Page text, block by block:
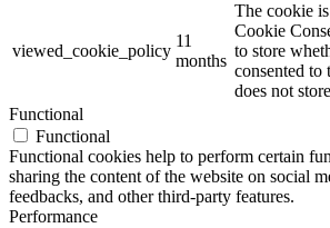
viewed_cookie_policy
11
months
The cookie
Cookie
to store
consented to
does not
Functional
Functional
Functional cookies help to perform certain
sharing the content of the website on social
feedbacks, and other third-party features.
Performance